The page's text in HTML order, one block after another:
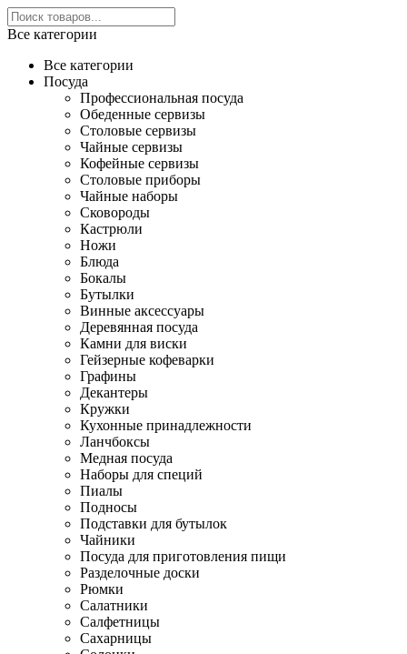
Все категории
Все категории
Посуда
Профессиональная посуда
Обеденные сервизы
Столовые сервизы
Чайные сервизы
Кофейные сервизы
Столовые приборы
Чайные наборы
Сковороды
Кастрюли
Ножи
Блюда
Бокалы
Бутылки
Винные аксессуары
Деревянная посуда
Камни для виски
Гейзерные кофеварки
Графины
Декантеры
Кружки
Кухонные принадлежности
Ланчбоксы
Медная посуда
Наборы для специй
Пиалы
Подносы
Подставки для бутылок
Чайники
Посуда для приготовления пищи
Разделочные доски
Рюмки
Салатники
Салфетницы
Сахарницы